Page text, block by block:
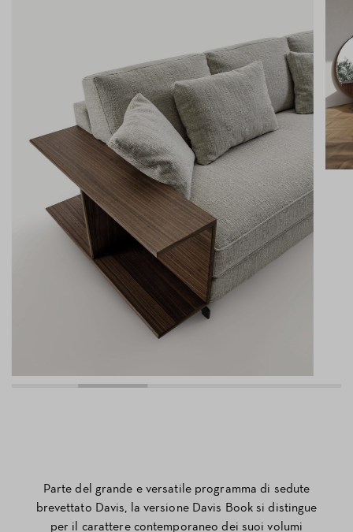
Parte del grande e versatile programma di sedute
brevettato Davis, la versione Davis Book si distingue
per il carattere contemporaneo dei suoi volumi